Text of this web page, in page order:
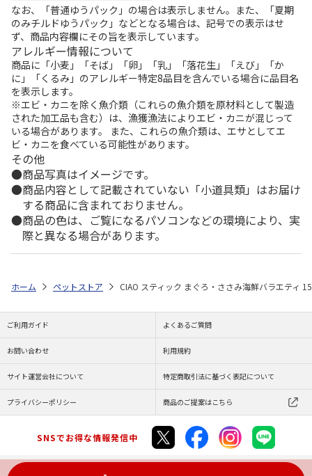
なお、「普通ゆうパック」の場合は表示しません。また、「夏期
のみチルドゆうパック」などとなる場合は、記号での表示はせ
ず、商品内容欄にその旨を表示しています。
アレルギー情報について
商品に「小麦」「そば」「卵」「乳」「落花生」「えび」「か
に」「くるみ」のアレルギー特定8品目を含んでいる場合に品目名
を表示します。
※エビ・カニを除く魚介類（これらの魚介類を原材料として製造
された加工品も含む）は、漁獲漁法によりエビ・カニが混じって
いる場合があります。 また、これらの魚介類は、エサとしてエ
ビ・カニを食べている可能性があります。
その他
商品写真はイメージです。
商品内容として記載されていない「小道具類」はお届け
する商品に含まれておりません。
商品の色は、ご覧になるパソコンなどの環境により、実
際と異なる場合があります。
ホーム ペットストア CIAO スティック まぐろ・ささみ海鮮バラエティ
ご利用ガイド よくあるご質問
お問い合わせ 利用規約
サイト運営会社について 特定商取引法に基づく表記について
プライバシーポリシー 商品のご提案はこちら
SNSでお得な情報発信中